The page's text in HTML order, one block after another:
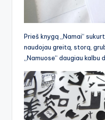
Prieš knygą „Namai“
naudojau greitą, storą,
„Namuose“ daugiau kalbu